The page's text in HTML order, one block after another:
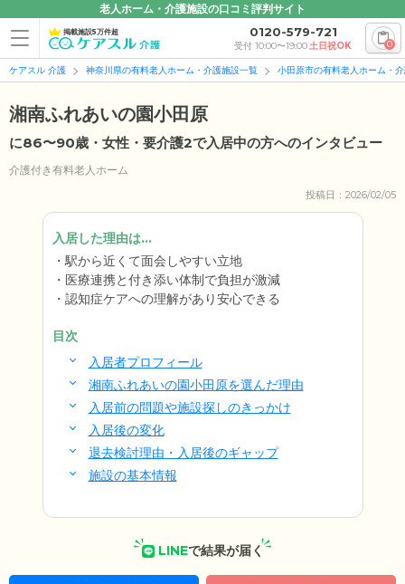
老人ホーム・介護施設の口コミ評判サイト
掲載施設5万件超 0120-579-721
受付 10:00〜19:00土日祝OK 0
ケアスル 介護 神奈川県の有料老人ホーム・介護施設一覧 小田原市の有料老人ホーム・
湘南ふれあいの園小田原
に86〜90歳・女性・要介護2で入居中の方へのインタビュー
介護付き有料老人ホーム
投稿日：2026/02/05
入居した理由は...
駅から近くて面会しやすい立地
医療連携と付き添い体制で負担が激減
認知症ケアへの理解があり安心できる
目次
入居者プロフィール
湘南ふれあいの園小田原を選んだ理由
入居前の問題や施設探しのきっかけ
入居後の変化
退去検討理由・入居後のギャップ
施設の基本情報
LINEで結果が届く